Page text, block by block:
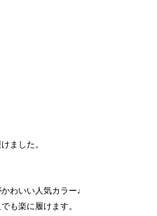
ました。
わいい人気カラー♩
も楽に履けます。